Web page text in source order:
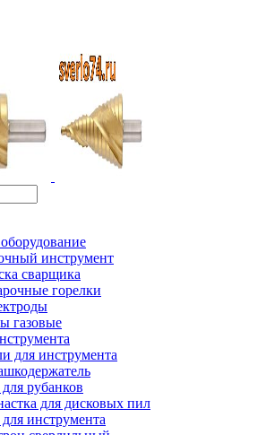
инструмент
сварщика
горелки
газовые
для инструмента
рубанков
для дисковых пил
инструмента